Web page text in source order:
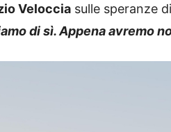
Veloccia sulle speranze
di sì. Appena avremo